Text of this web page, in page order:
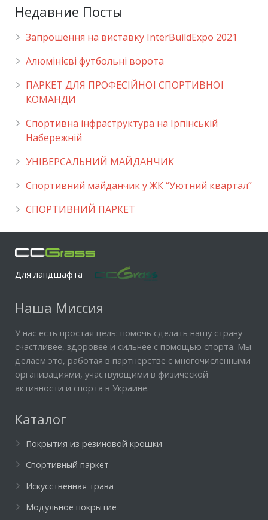
Недавние Посты
Запрошення на виставку InterBuildExpo 2021
Алюмінієві футбольні ворота
ПАРКЕТ ДЛЯ ПРОФЕСІЙНОЇ СПОРТИВНОЇ
КОМАНДИ
Спортивна інфраструктура на Ірпінській
Набережній
УНІВЕРСАЛЬНИЙ МАЙДАНЧИК
Cпортивний майданчик у ЖК “Уютний квартал”
СПОРТИВНИЙ ПАРКЕТ
Для ландшафта
Наша Миссия
У нас есть простая цель: помочь сделать нашу страну
счастливее, здоровее и сильнее с помощью спорта. Мы
делаем это, работая в партнерстве с многочисленными
организациями, участвующими в физической
активности и спорта в Украине.
Каталог
Покрытия из резиновой крошки
Спортивный паркет
Искусственная трава
Модульное покрытие